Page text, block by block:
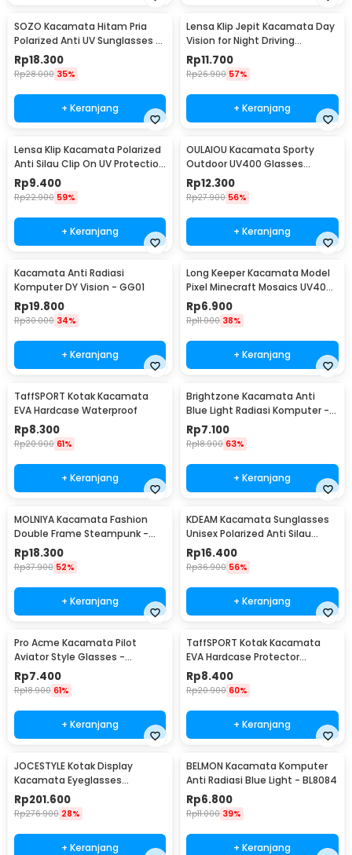
SOZO Kacamata Hitam Pria
Polarized Anti UV Sunglasses -
3403
Rp18.300
Rp28.000 35%
+ Keranjang
Lensa Klip Jepit Kacamata Day
Vision for Night Driving
Polarized
Rp11.700
Rp26.900 57%
+ Keranjang
Lensa Klip Kacamata Polarized
Anti Silau Clip On UV Protection
Uniseks - Y16211
Rp9.400
Rp22.900 59%
+ Keranjang
OULAIOU Kacamata Sporty
Outdoor UV400 Glasses
Silicone Frame - 9837
Rp12.300
Rp27.900 56%
+ Keranjang
Kacamata Anti Radiasi
Komputer DY Vision - GG01
Rp19.800
Rp30.000 34%
+ Keranjang
Long Keeper Kacamata Model
Pixel Minecraft Mosaics UV400
- 088
Rp6.900
Rp11.000 38%
+ Keranjang
TaffSPORT Kotak Kacamata
EVA Hardcase Waterproof
Rp8.300
Rp20.900 61%
+ Keranjang
Brightzone Kacamata Anti
Blue Light Radiasi Komputer -
E27
Rp7.100
Rp18.900 63%
+ Keranjang
MOLNIYA Kacamata Fashion
Double Frame Steampunk -
NE60
Rp18.300
Rp37.900 52%
+ Keranjang
KDEAM Kacamata Sunglasses
Unisex Polarized Anti Silau
Outdoor UV200 KD156 - KD156
Rp16.400
Rp36.900 56%
+ Keranjang
Pro Acme Kacamata Pilot
Aviator Style Glasses -
CC0744
Rp7.400
Rp18.900 61%
+ Keranjang
TaffSPORT Kotak Kacamata
EVA Hardcase Protector
Waterproof - JL-10028
Rp8.400
Rp20.900 60%
+ Keranjang
JOCESTYLE Kotak Display
Kacamata Eyeglasses
Sunglasses Box 12 Slot - SWK78
Rp201.600
Rp276.900 28%
+ Keranjang
BELMON Kacamata Komputer
Anti Radiasi Blue Light - BL8084
Rp6.800
Rp11.000 39%
+ Keranjang